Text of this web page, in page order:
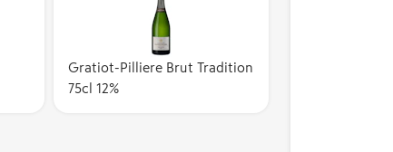
Gratiot-Pilliere Brut Tradition
75cl 12%